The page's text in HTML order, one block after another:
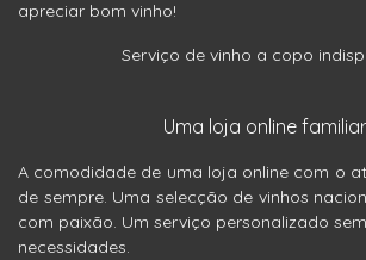
apreciar bom vinho!
Serviço de vinho a copo
Uma loja online
A comodidade de uma loja online com o
de sempre. Uma selecção de vinhos
com paixão. Um serviço personalizado
necessidades.